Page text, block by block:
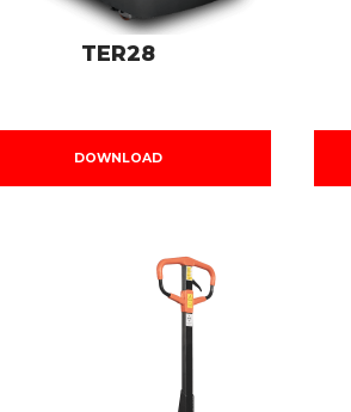
TER28
DOWNLOAD